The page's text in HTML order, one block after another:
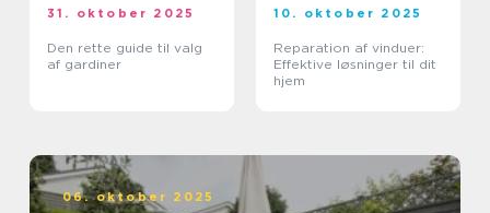
31. oktober 2025
Den rette guide til valg
af gardiner
10. oktober 2025
Reparation af vinduer:
Effektive løsninger til dit
hjem
06. oktober 2025